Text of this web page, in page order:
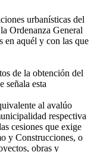
urbanísticas del
Ordenanza General
en aquél y con las que
de la obtención del
señala esta
al avalúo
respectiva
cesiones que exige
y Construcciones, o
obras y